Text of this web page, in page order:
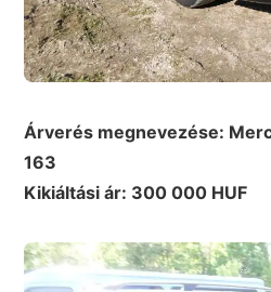
Árverés megnevezése:
163
Kikiáltási ár: 300 000 HUF